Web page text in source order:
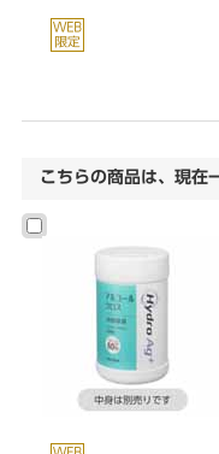
こちらの商品は、現在